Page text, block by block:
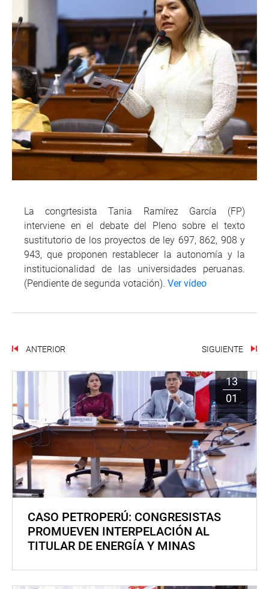
La congrtesista Tania Ramírez García (FP)
interviene en el debate del Pleno sobre el texto
sustitutorio de los proyectos de ley 697, 862, 908 y
943, que proponen restablecer la autonomía y la
institucionalidad de las universidades peruanas.
(Pendiente de segunda votación). Ver vídeo
ANTERIOR SIGUIENTE
13
01
CASO PETROPERÚ: CONGRESISTAS
PROMUEVEN INTERPELACIÓN AL
TITULAR DE ENERGÍA Y MINAS